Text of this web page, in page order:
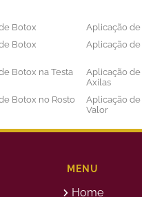
Botox
Aplicação
Botox
Aplicação de
Botox na Testa
Aplicação
Axilas
Botox no Rosto
Aplicação
Valor
Botox nos
Aplicação
Barriga
no Glúteo
MENU
Home